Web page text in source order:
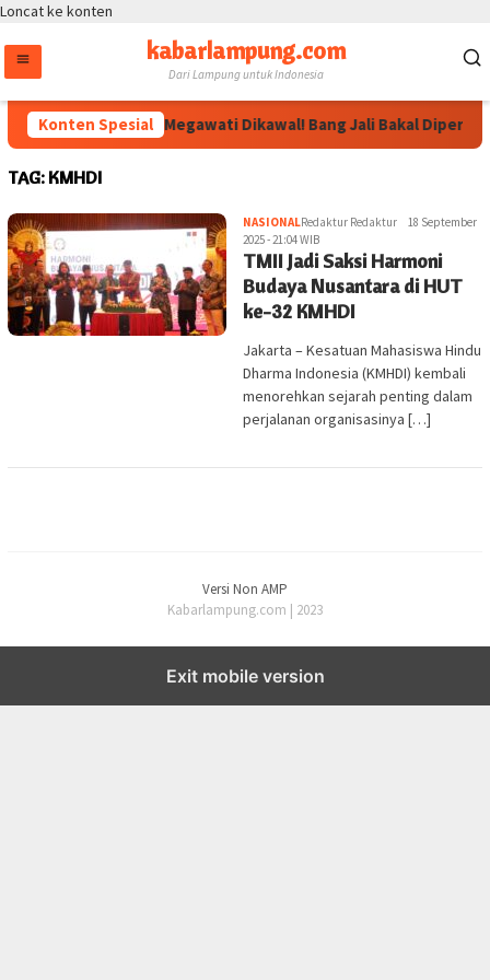
Loncat ke konten
kabarlampung.com
Dari Lampung untuk Indonesia
Konten SpesialArahan Megawati Dikawal! Bang Jali Bakal
TAG: KMHDI
NASIONALRedaktur Redaktur
18 September
2025 - 21:04 WIB
TMII Jadi Saksi Harmoni
Budaya Nusantara di HUT
ke-32 KMHDI
Jakarta – Kesatuan Mahasiswa Hindu
Dharma Indonesia (KMHDI) kembali
menorehkan sejarah penting dalam
perjalanan organisasinya […]
Versi Non AMP
Kabarlampung.com | 2023
Exit mobile version